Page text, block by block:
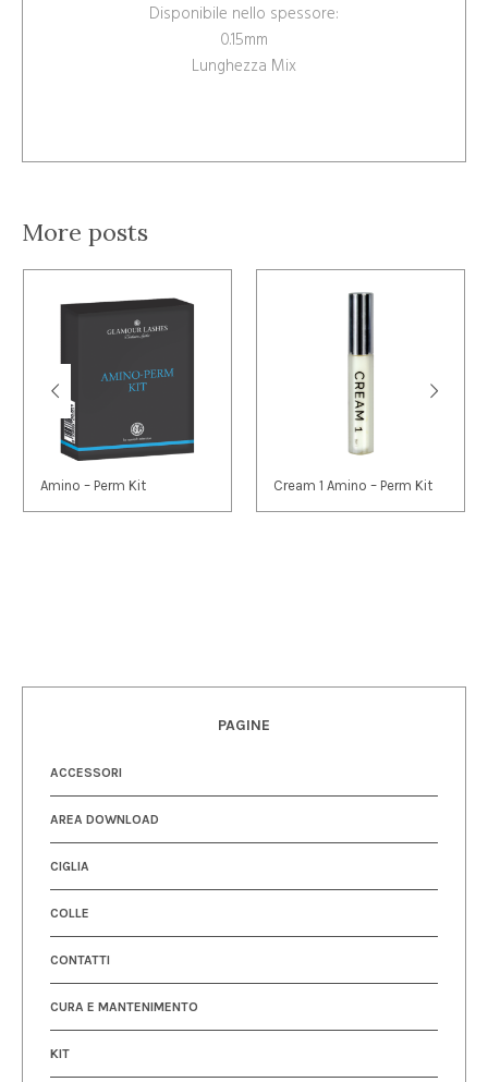
Disponibile nello spessore:
0.15mm
Lunghezza Mix
More posts
Amino – Perm Kit Cream 1 Amino – Perm Kit
PAGINE
ACCESSORI
AREA DOWNLOAD
CIGLIA
COLLE
CONTATTI
CURA E MANTENIMENTO
KIT